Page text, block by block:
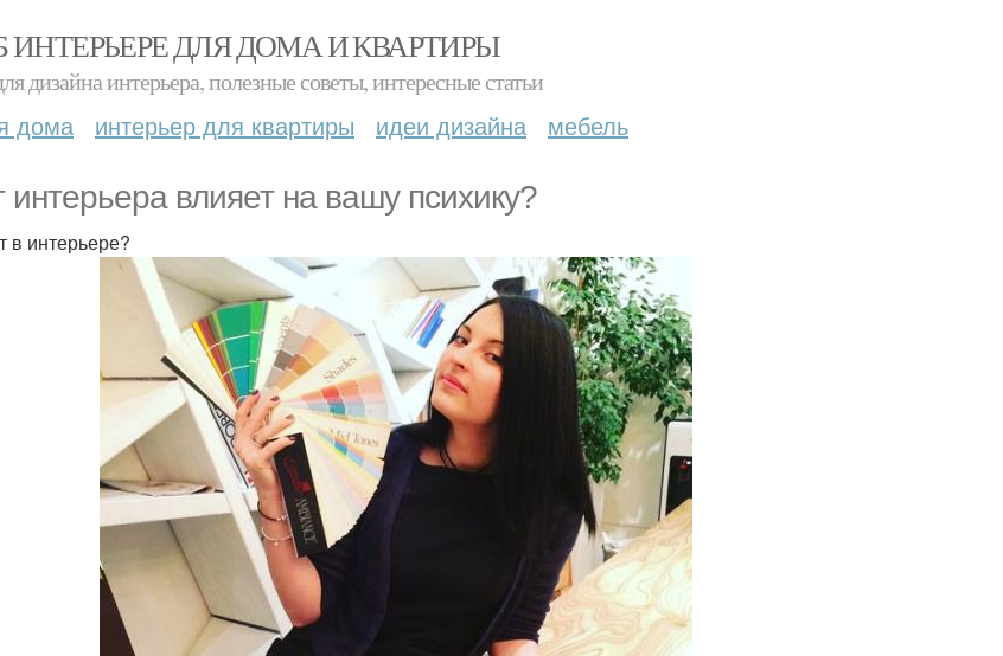
ИНТЕРЬЕРЕ ДЛЯ ДОМА И КВАРТИРЫ
дизайна интерьера, полезные советы, интересные статьи
дома интерьер для квартиры идеи дизайна мебель
интерьера влияет на вашу психику?
в интерьере?